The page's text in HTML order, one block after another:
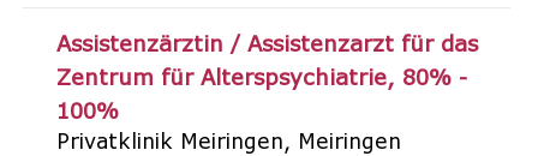
Assistenzärztin / Assistenzarzt für das
Zentrum für Alterspsychiatrie
80% -
100%
Privatklinik Meiringen Meiringen